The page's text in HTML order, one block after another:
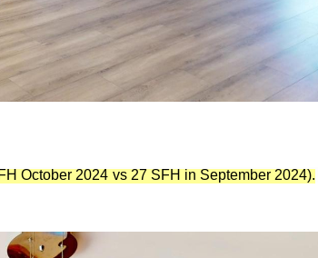
October 2024 vs 27 SFH in September 2024).